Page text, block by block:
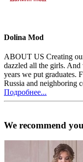
Dolina Mod
ABOUT US Creating
dazzled all the girls.
years we put graduates.
Russia and
Подробнее...
We recommend